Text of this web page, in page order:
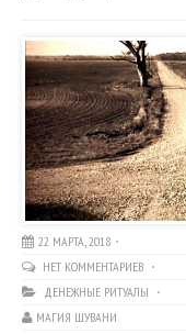
22 МАРТА, 2018
НЕТ КОММЕНТАРИЕВ
ДЕНЕЖНЫЕ РИТУАЛЫ
МАГИЯ ШУВАНИ